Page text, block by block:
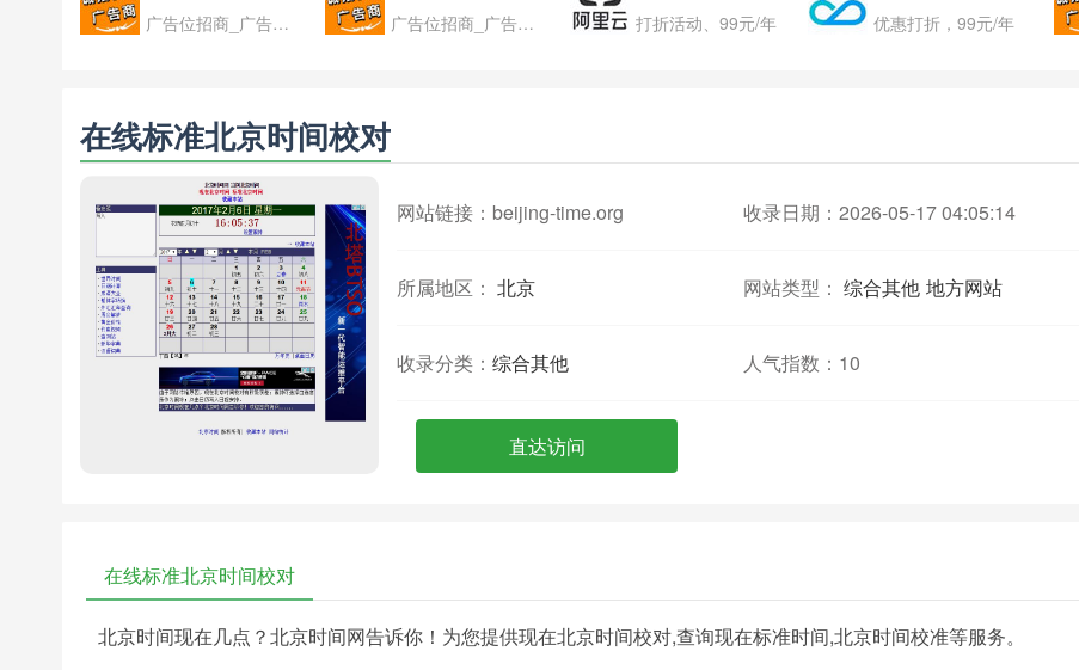
广告位招商_广告位待售 广告位招商_广告位待售 打折活动、99元/年 优惠打折，99元/年
在线标准北京时间校对
网站链接： beijing-time.org 收录日期：2026-05-17 04:05:14
所属地区： 北京 网站类型： 综合其他 地方网站
收录分类： 综合其他 人气指数： 10
直达访问
在线标准北京时间校对
北京时间现在几点？北京时间网告诉你！为您提供现在北京时间校对,查询现在标准时间,北京时间校准等服务。